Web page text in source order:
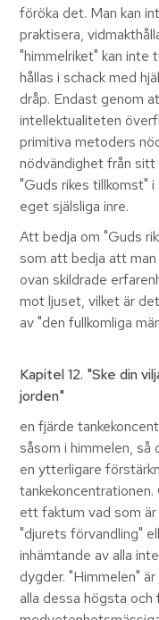
föröka det. Man kan
praktisera,
"himmelriket" kan inte
hållas i schack med
dråp. Endast genom
intellektualiteten
primitiva metoders
nödvändighet från sitt
"Guds rikes tillkomst"
eget själsliga inre.
Att bedja om "Guds
som att bedja att
ovan skildrade
mot ljuset, vilket är
av "den fullkomliga
Kapitel 12. "Ske din
jorden"
en fjärde
såsom i himmelen, så
en ytterligare
ett faktum vad som är
"djurets förvandling"
inhämtande av alla
dygder. "Himmelen"
alla dessa högsta och